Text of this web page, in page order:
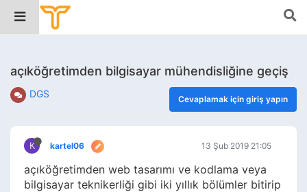
açıköğretimden bilgisayar mühendisliğine geçiş
DGS Cevaplamak için giriş yapın
K kartel06 13 Şub 2019 21:05
açıköğretimden web tasarımı ve kodlama veya
bilgisayar teknikerliği gibi iki yıllık bölümler bitirip